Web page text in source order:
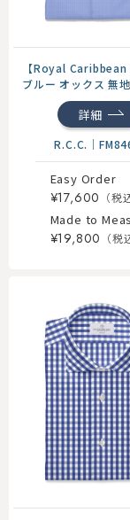
【Royal Caribbean
ブルー オックス 無地 ドレスシ
詳細
R.C.C. ｜
Easy Order
¥17,600
Made to
¥19,800